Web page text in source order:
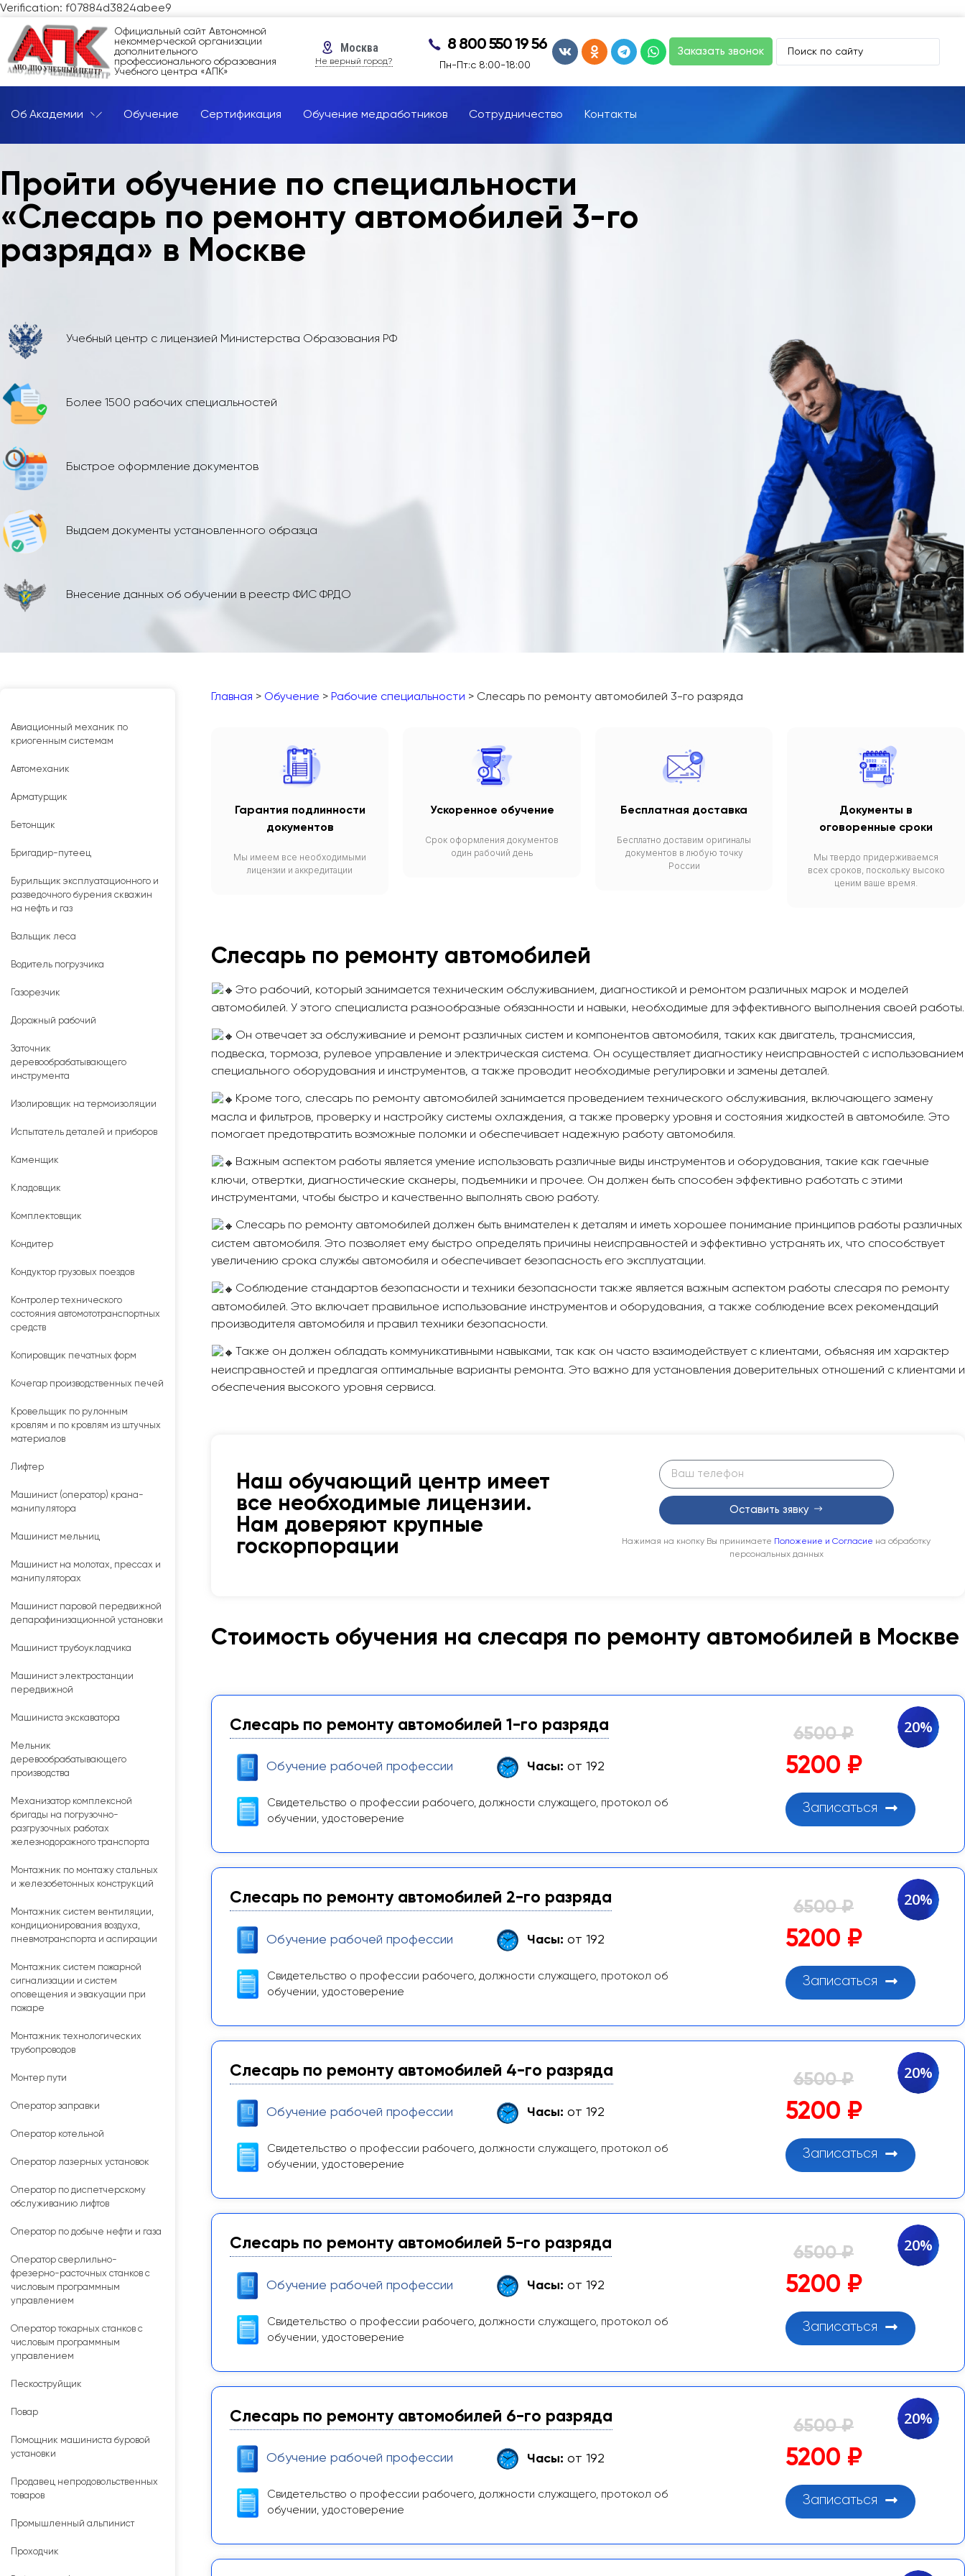
Verification: f07884d3824abee9
Официальный сайт Автономной
некоммерческой организации
дополнительного
профессионального образования
Учебного центра «АПК»
Москва
Не верный город?
8 800 550 19 56
Пн-Пт:с 8:00-18:00
Заказать звонок
Об Академии Обучение Сертификация Обучение медработников Сотрудничество Контакты
Пройти обучение по специальности
«Слесарь по ремонту автомобилей 3-го
разряда» в Москве
Учебный центр с лицензией Министерства Образования РФ
Более 1500 рабочих специальностей
Быстрое оформление документов
Выдаем документы установленного образца
Внесение данных об обучении в реестр ФИС ФРДО
Авиационный механик по
криогенным системам
Автомеханик
Арматурщик
Бетонщик
Бригадир-путеец
Бурильщик эксплуатационного и
разведочного бурения скважин
на нефть и газ
Вальщик леса
Водитель погрузчика
Газорезчик
Дорожный рабочий
Заточник
деревообрабатывающего
инструмента
Изолировщик на термоизоляции
Испытатель деталей и приборов
Каменщик
Кладовщик
Комплектовщик
Кондитер
Кондуктор грузовых поездов
Контролер технического
состояния автомототранспортных
средств
Копировщик печатных форм
Кочегар производственных печей
Кровельщик по рулонным
кровлям и по кровлям из штучных
материалов
Лифтер
Машинист (оператор) крана-
манипулятора
Машинист мельниц
Машинист на молотах, прессах и
манипуляторах
Машинист паровой передвижной
депарафинизационной установки
Машинист трубоукладчика
Машинист электростанции
передвижной
Машиниста экскаватора
Мельник
деревообрабатывающего
производства
Механизатор комплексной
бригады на погрузочно-
разгрузочных работах
железнодорожного транспорта
Монтажник по монтажу стальных
и железобетонных конструкций
Монтажник систем вентиляции,
кондиционирования воздуха,
пневмотранспорта и аспирации
Монтажник систем пожарной
сигнализации и систем
оповещения и эвакуации при
пожаре
Монтажник технологических
трубопроводов
Монтер пути
Оператор заправки
Оператор котельной
Оператор лазерных установок
Оператор по диспетчерскому
обслуживанию лифтов
Оператор по добыче нефти и газа
Оператор сверлильно-
фрезерно-расточных станков с
числовым программным
управлением
Оператор токарных станков с
числовым программным
управлением
Пескоструйщик
Повар
Помощник машиниста буровой
установки
Продавец непродовольственных
товаров
Промышленный альпинист
Проходчик
Главная > Обучение > Рабочие специальности > Слесарь по ремонту автомобилей 3-го разряда
Гарантия подлинности
документов
Мы имеем все необходимыми
лицензии и аккредитации
Ускоренное обучение
Срок оформления документов
один рабочий день
Бесплатная доставка
Бесплатно доставим оригиналы
документов в любую точку
России
Документы в
оговоренные сроки
Мы твердо придерживаемся
всех сроков, поскольку высоко
ценим ваше время.
Слесарь по ремонту автомобилей
Это рабочий, который занимается техническим обслуживанием, диагностикой и ремонтом различных марок и моделей
автомобилей. У этого специалиста разнообразные обязанности и навыки, необходимые для эффективного выполнения своей работы.
Он отвечает за обслуживание и ремонт различных систем и компонентов автомобиля, таких как двигатель, трансмиссия,
подвеска, тормоза, рулевое управление и электрическая система. Он осуществляет диагностику неисправностей с использованием
специального оборудования и инструментов, а также проводит необходимые регулировки и замены деталей.
Кроме того, слесарь по ремонту автомобилей занимается проведением технического обслуживания, включающего замену
масла и фильтров, проверку и настройку системы охлаждения, а также проверку уровня и состояния жидкостей в автомобиле. Это
помогает предотвратить возможные поломки и обеспечивает надежную работу автомобиля.
Важным аспектом работы является умение использовать различные виды инструментов и оборудования, такие как гаечные
ключи, отвертки, диагностические сканеры, подъемники и прочее. Он должен быть способен эффективно работать с этими
инструментами, чтобы быстро и качественно выполнять свою работу.
Слесарь по ремонту автомобилей должен быть внимателен к деталям и иметь хорошее понимание принципов работы различных
систем автомобиля. Это позволяет ему быстро определять причины неисправностей и эффективно устранять их, что способствует
увеличению срока службы автомобиля и обеспечивает безопасность его эксплуатации.
Соблюдение стандартов безопасности и техники безопасности также является важным аспектом работы слесаря по ремонту
автомобилей. Это включает правильное использование инструментов и оборудования, а также соблюдение всех рекомендаций
производителя автомобиля и правил техники безопасности.
Также он должен обладать коммуникативными навыками, так как он часто взаимодействует с клиентами, объясняя им характер
неисправностей и предлагая оптимальные варианты ремонта. Это важно для установления доверительных отношений с клиентами и
обеспечения высокого уровня сервиса.
Наш обучающий центр имеет
все необходимые лицензии.
Нам доверяют крупные
госкорпорации
Оставить зявку
Нажимая на кнопку Вы принимаете Положение и Согласие на обработку
персональных данных
Стоимость обучения на слесаря по ремонту автомобилей в Москве
Слесарь по ремонту автомобилей 1-го разряда
Обучение рабочей профессии Часы: от 192
Свидетельство о профессии рабочего, должности служащего, протокол об
обучении, удостоверение
20%
6500 ₽
5200 ₽
Записаться
Слесарь по ремонту автомобилей 2-го разряда
Обучение рабочей профессии Часы: от 192
Свидетельство о профессии рабочего, должности служащего, протокол об
обучении, удостоверение
20%
6500 ₽
5200 ₽
Записаться
Слесарь по ремонту автомобилей 4-го разряда
Обучение рабочей профессии Часы: от 192
Свидетельство о профессии рабочего, должности служащего, протокол об
обучении, удостоверение
20%
6500 ₽
5200 ₽
Записаться
Слесарь по ремонту автомобилей 5-го разряда
Обучение рабочей профессии Часы: от 192
Свидетельство о профессии рабочего, должности служащего, протокол об
обучении, удостоверение
20%
6500 ₽
5200 ₽
Записаться
Слесарь по ремонту автомобилей 6-го разряда
Обучение рабочей профессии Часы: от 192
Свидетельство о профессии рабочего, должности служащего, протокол об
обучении, удостоверение
20%
6500 ₽
5200 ₽
Записаться